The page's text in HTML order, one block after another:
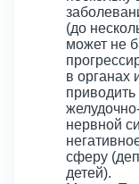
(до
может не
в органах
нервной
сферу
детей).